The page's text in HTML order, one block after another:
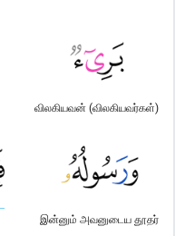
விலகியவன் (விலகியவர்கள்)
இன்னும் அவனுடைய தூதர்